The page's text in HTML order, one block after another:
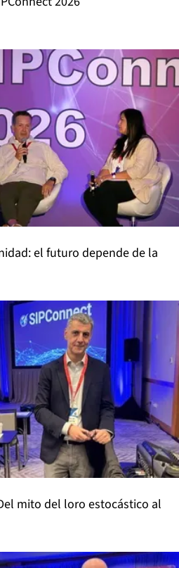
el futuro depende de la
mito del loro estocástico al